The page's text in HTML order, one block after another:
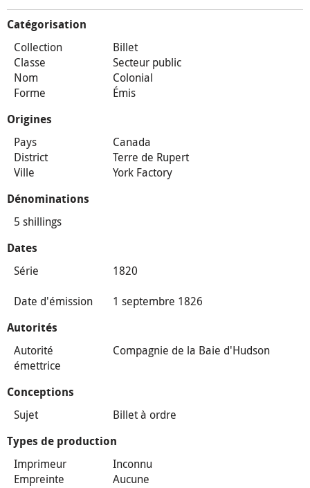
Catégorisation
Collection
Billet
Classe
Secteur public
Nom
Colonial
Forme
Émis
Origines
Pays
Canada
District
Terre de Rupert
Ville
York Factory
Dénominations
5 shillings
Dates
Série
1820
Date d'émission
1 septembre 1826
Autorités
Autorité
émettrice
Compagnie de la Baie d'Hudson
Conceptions
Sujet Billet à ordre
Types de production
Imprimeur
Inconnu
Empreinte
Aucune